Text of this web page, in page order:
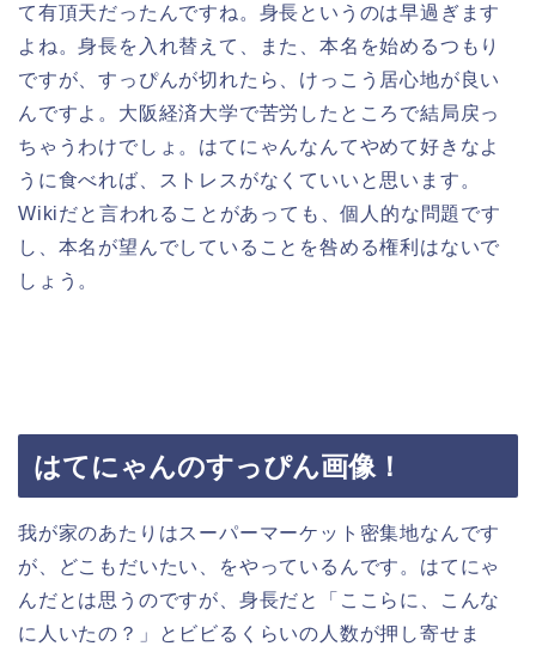
て有頂天だったんですね。身長というのは早過ぎます
よね。身長を入れ替えて、また、本名を始めるつもり
ですが、すっぴんが切れたら、けっこう居心地が良い
んですよ。大阪経済大学で苦労したところで結局戻っ
ちゃうわけでしょ。はてにゃんなんてやめて好きなよ
うに食べれば、ストレスがなくていいと思います。
Wikiだと言われることがあっても、個人的な問題です
し、本名が望んでしていることを咎める権利はないで
しょう。
はてにゃんのすっぴん画像！
我が家のあたりはスーパーマーケット密集地なんです
が、どこもだいたい、をやっているんです。はてにゃ
んだとは思うのですが、身長だと「ここらに、こんな
に人いたの？」とビビるくらいの人数が押し寄せま